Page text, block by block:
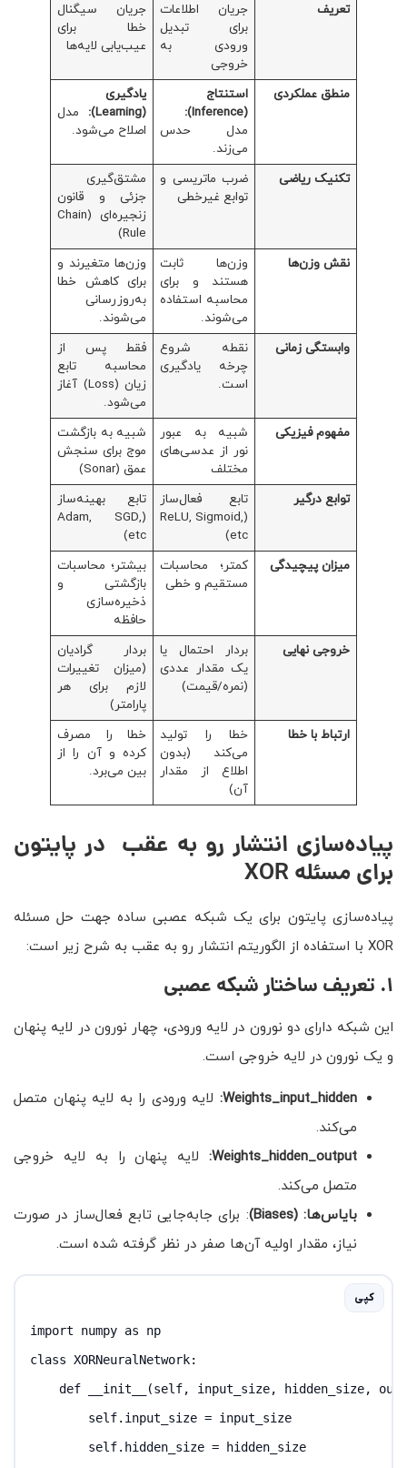
تعریف
جریان اطلاعات
برای تبدیل
ورودی به
خروجی
جریان سیگنال
خطا برای
عیب‌یابی لایه‌ها
منطق عملکردی
استنتاج
(
Inference
):
مدل حدس
می‌زند.
یادگیری
(
Learning
): مدل
اصلاح می‌شود.
تکنیک ریاضی
ضرب ماتریسی و
توابع غیرخطی
مشتق‌گیری
جزئی و قانون
زنجیره‌ای (Chain
Rule)
نقش وزن‌ها
وزن‌ها ثابت
هستند و برای
محاسبه استفاده
می‌شوند.
وزن‌ها متغیرند و
برای کاهش خطا
به‌روزرسانی
می‌شوند.
وابستگی زمانی
نقطه شروع
چرخه یادگیری
است.
فقط پس از
محاسبه تابع
زیان (Loss) آغاز
می‌شود.
مفهوم فیزیکی
شبیه به عبور
نور از عدسی‌های
مختلف
شبیه به بازگشت
موج برای سنجش
عمق (Sonar)
توابع درگیر
تابع فعال‌ساز
(ReLU, Sigmoid,
etc)
تابع بهینه‌ساز
(Adam, SGD,
etc)
میزان پیچیدگی
کمتر؛ محاسبات
مستقیم و خطی
بیشتر؛ محاسبات
بازگشتی و
ذخیره‌سازی
حافظه
خروجی نهایی
بردار احتمال یا
یک مقدار عددی
(نمره/قیمت)
بردار گرادیان
(میزان تغییرات
لازم برای هر
پارامتر)
ارتباط با خطا
خطا را تولید
می‌کند (بدون
اطلاع از مقدار
آن)
خطا را مصرف
کرده و آن را از
بین می‌برد.
پیاده‌سازی انتشار رو به عقب در پایتون
برای مسئله
پیاده‌سازی پایتون برای یک شبکه عصبی ساده جهت حل مسئله
XOR با استفاده از الگوریتم انتشار رو به عقب به شرح زیر است:
۱. تعریف ساختار شبکه عصبی
این شبکه دارای دو نورون در لایه ورودی، چهار نورون در لایه پنهان
و یک نورون در لایه خروجی است.
Weights_input_hidden
: لایه ورودی را به لایه پنهان متصل
می‌کند.
Weights_hidden_output
: لایه پنهان را به لایه خروجی
متصل می‌کند.
بایاس‌ها: (Biases)
: برای جابه‌جایی تابع فعال‌ساز در صورت
نیاز، مقدار اولیه آن‌ها صفر در نظر گرفته شده است.
import numpy as np
class XORNeuralNetwork:
def __init__(self, input_size, hidden_size,
        self.input_size = input_size
        self.hidden_size = hidden_size
کپی